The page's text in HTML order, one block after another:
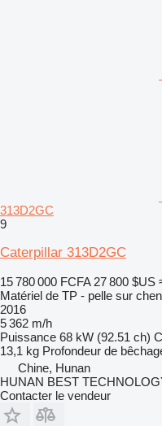
313D2GC
9
Caterpillar 313D2GC
15 780 000 FCFA 27 800 $US
Matériel de TP - pelle sur
2016
5 362 m/h
Puissance 68 kW (92.51 ch)
13,1 kg Profondeur de
Chine, Hunan
HUNAN BEST
Contacter le vendeur